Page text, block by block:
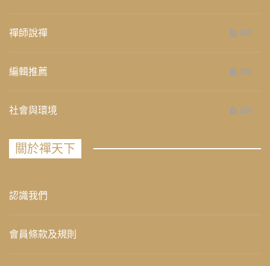
禪師說禪 267
編輯推薦 236
社會與環境 235
關於禪天下
認識我們
會員條款及規則